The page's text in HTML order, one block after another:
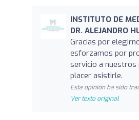
INSTITUTO DE
DR. ALEJANDRO
Gracias por
esforzamos por
servicio a nuestros
placer asistirle.
Esta opinión ha sido
Ver texto original